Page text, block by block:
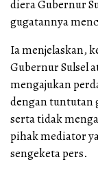
diera Gubernur
gugatannya
Ia menjelaskan,
Gubernur Sulsel
mengajukan
dengan tuntutan
serta tidak
pihak mediator
sengeketa pers.